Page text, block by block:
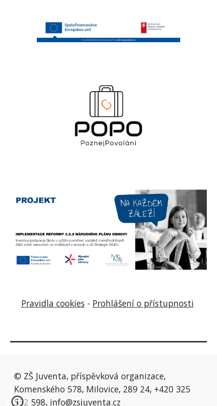
Pravidla cookies - Prohlášení o přístupnosti
© ZŠ Juventa, příspěvková organizace,
Komenského 578, Milovice, 289 24, +420 325
532 598, info@zsjuventa.cz